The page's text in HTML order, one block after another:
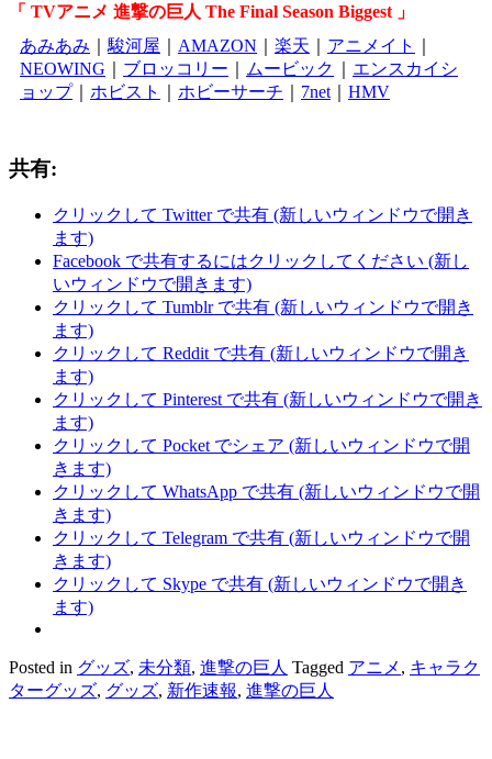
「 TVアニメ 進撃の巨人 The Final Season Biggest 」
あみあみ
駿河屋 AMAZON 楽天 アニメイト
NEOWING
ブロッコリー ムービック
エンスカイシ
ョップ｜ ホビスト ホビーサーチ 7net HMV
共有:
クリックして Twitter で共有 (新しいウィンドウで開き
ます)
Facebook で共有するにはクリックしてください (新し
いウィンドウで開きます)
クリックして Tumblr で共有 (新しいウィンドウで開き
ます)
クリックして Reddit で共有 (新しいウィンドウで開き
ます)
クリックして Pinterest で共有 (新しいウィンドウで開き
ます)
クリックして Pocket でシェア (新しいウィンドウで開
きます)
クリックして WhatsApp で共有 (新しいウィンドウで開
きます)
クリックして Telegram で共有 (新しいウィンドウで開
きます)
クリックして Skype で共有 (新しいウィンドウで開き
ます)
Posted in グッズ, 未分類, 進撃の巨人 Tagged アニメ , キャラク
ターグッズ, グッズ, 新作速報, 進撃の巨人